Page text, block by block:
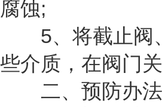
腐蚀;
5、将截止阀、
些介质，在阀门
二、预防办法